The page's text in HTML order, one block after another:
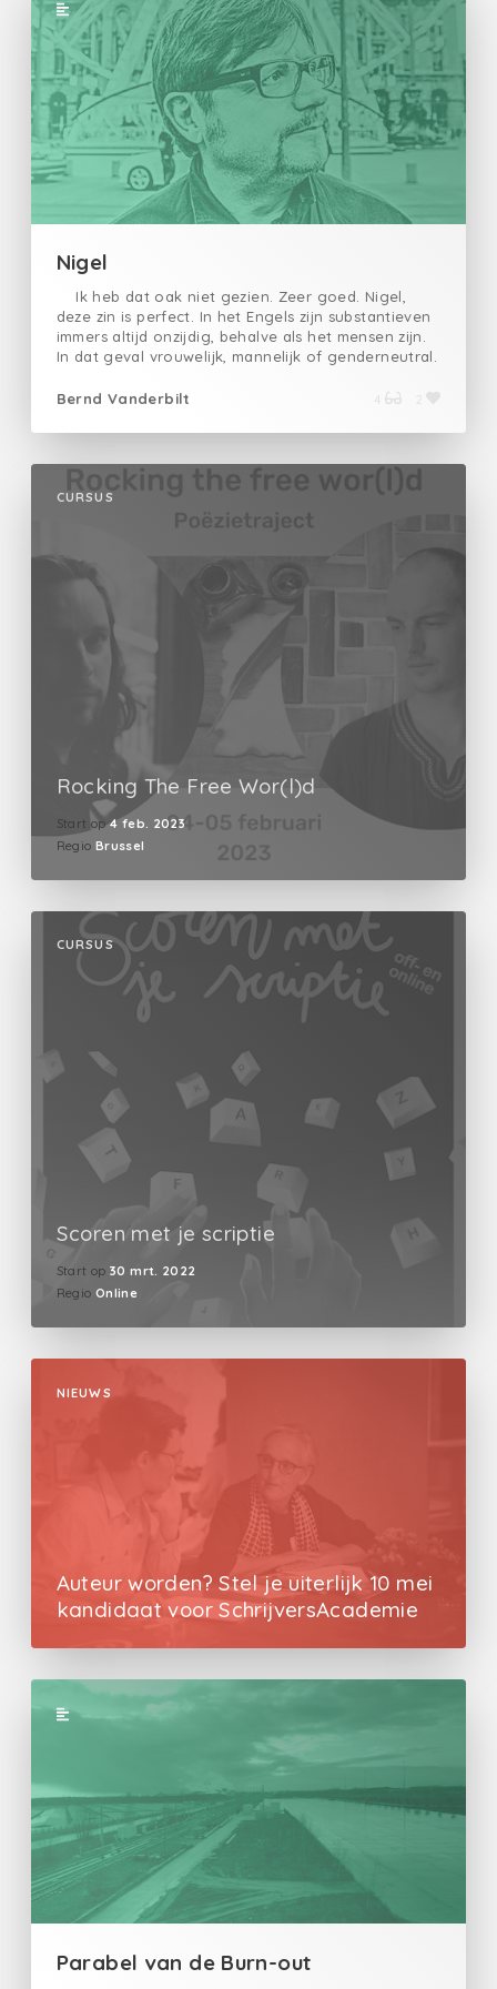
Nigel
Ik heb dat oak niet gezien. Zeer goed. Nigel,
deze zin is perfect. In het Engels zijn substantieven
immers altijd onzijdig, behalve als het mensen zijn.
In dat geval vrouwelijk, mannelijk of genderneutral.
zijn ofwel mannelijk of vrouwelijk, uitgezonderd de
inburgering te vervolledigen nu de ganse zin in het
gezien. uit de reeks 'Kleinood'
Bernd Vanderbilt 4
CURSUS
Rocking The Free Wor(l)d
Start op 4 feb. 2023
Regio Brussel
CURSUS
Scoren met je scriptie
Start op 30 mrt. 2022
Regio Online
NIEUWS
Auteur worden? Stel je uiterlijk 10 mei
kandidaat voor SchrijversAcademie
Parabel van de Burn-out